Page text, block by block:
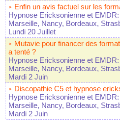
Enfin un avis factuel sur les
Hypnose Ericksonienne et
Marseille, Nancy, Bordeaux,
Lundi 20 Juillet
Mutavie pour financer des
a tenté ?
Hypnose Ericksonienne et
Marseille, Nancy, Bordeaux,
Mardi 2 Juin
Discopathie C5 et hypnose
Hypnose Ericksonienne et
Marseille, Nancy, Bordeaux,
Mardi 2 Juin